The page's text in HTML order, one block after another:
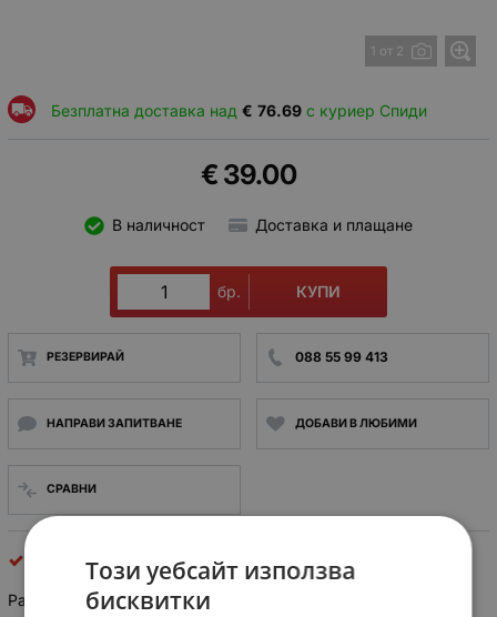
1 от 2
Безплатна доставка над 76.69
€ с куриер Спиди
39.00
€
В наличност Доставка и плащане
бр. КУПИ
РЕЗЕРВИРАЙ 088 55 99 413
НАПРАВИ ЗАПИТВАНЕ ДОБАВИ В ЛЮБИМИ
СРАВНИ
Електронни лампи
Радиолампа EC360
Този уебсайт използва
бисквитки